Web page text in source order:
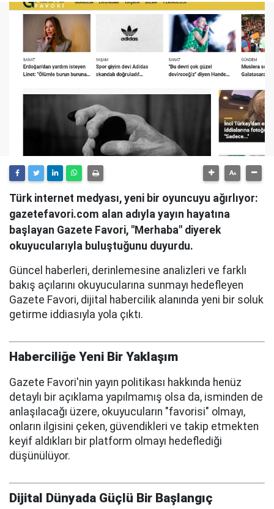
Türk internet medyası, yeni bir oyuncuyu ağırlıyor:
gazetefavori.com alan adıyla yayın hayatına
başlayan Gazete Favori, "Merhaba" diyerek
okuyucularıyla buluştuğunu duyurdu.
Güncel haberleri, derinlemesine analizleri ve farklı
bakış açılarını okuyucularına sunmayı hedefleyen
Gazete Favori, dijital habercilik alanında yeni bir soluk
getirme iddiasıyla yola çıktı.
Haberciliğe Yeni Bir Yaklaşım
Gazete Favori'nin yayın politikası hakkında henüz
detaylı bir açıklama yapılmamış olsa da, isminden de
anlaşılacağı üzere, okuyucuların "favorisi" olmayı,
onların ilgisini çeken, güvendikleri ve takip etmekten
keyif aldıkları bir platform olmayı hedeflediği
düşünülüyor.
Dijital Dünyada Güçlü Bir Başlangıç